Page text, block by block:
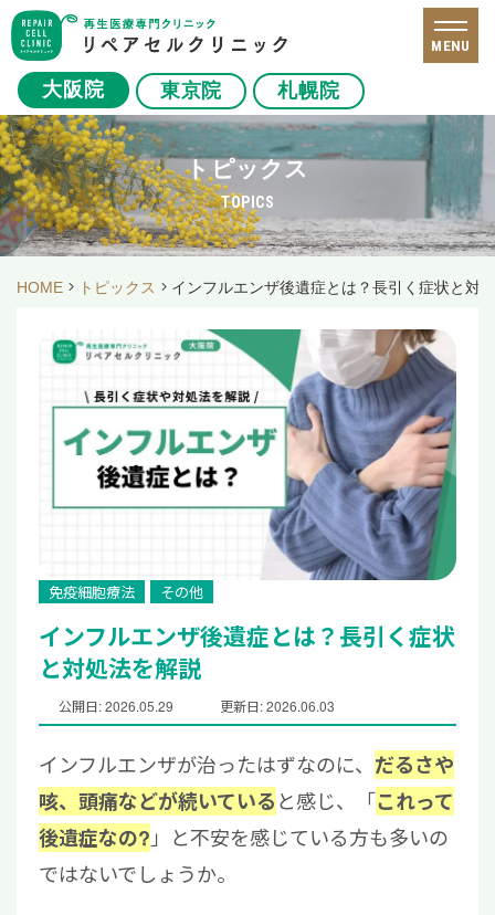
大阪院 東京院 札幌院
MENU
トピックス
TOPICS
HOME トピックス インフルエンザ後遺症とは？長引く症状と対
免疫細胞療法 その他
インフルエンザ後遺症とは？長引く症状
と対処法を解説
公開日: 2026.05.29 更新日: 2026.06.03
インフルエンザが治ったはずなのに、 だるさや
咳、頭痛などが続いていると感じ、「これって
後遺症なの? 」と不安を感じている方も多いの
ではないでしょうか。